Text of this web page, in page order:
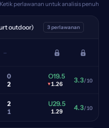
Ketik perlawanan untuk analisis penuh
outdoor) 3 perlawanan
–
0
2
O19.5
▾1.26 3.3/10
2
1
U29.5
1.29 4.3/10